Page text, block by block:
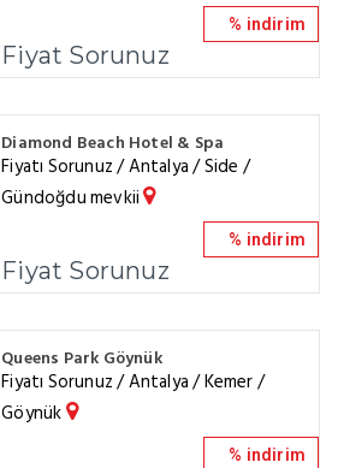
Fiyat Sorunuz
% indirim
Diamond Beach Hotel & Spa
Fiyatı Sorunuz / Antalya / Side /
Gündoğdu mevkii
Fiyat Sorunuz
% indirim
Queens Park Göynük
Fiyatı Sorunuz / Antalya / Kemer /
Göynük
% indirim